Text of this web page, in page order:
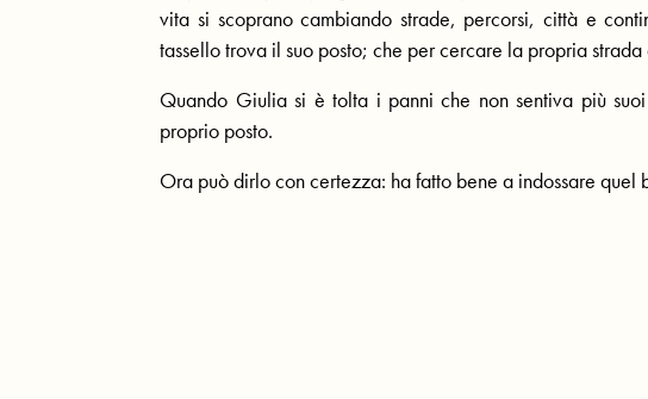
vita si scoprano cambiando strade, percorsi, città e
tassello trova il suo posto; che per cercare la propria
Quando Giulia si è tolta i panni che non sentiva più
proprio posto.
Ora può dirlo con certezza: ha fatto bene a indossare quel